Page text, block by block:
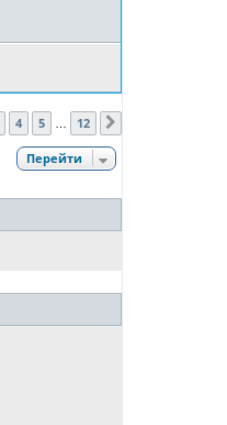
12
4 5 12
Перейти